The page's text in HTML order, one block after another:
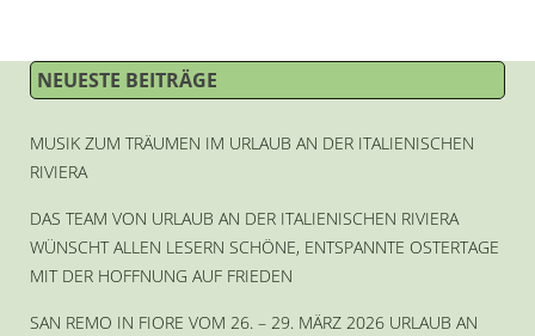
NEUESTE BEITRÄGE
MUSIK ZUM TRÄUMEN IM URLAUB AN DER ITALIENISCHEN
RIVIERA
DAS TEAM VON URLAUB AN DER ITALIENISCHEN RIVIERA
WÜNSCHT ALLEN LESERN SCHÖNE, ENTSPANNTE OSTERTAGE
MIT DER HOFFNUNG AUF FRIEDEN
SAN REMO IN FIORE VOM 26. – 29. MÄRZ 2026 URLAUB AN